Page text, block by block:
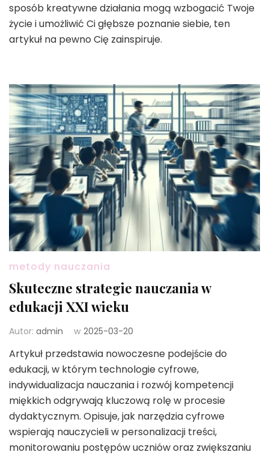
sposób kreatywne działania mogą wzbogacić Twoje
życie i umożliwić Ci głębsze poznanie siebie, ten
artykuł na pewno Cię zainspiruje.
metody nauczania
Skuteczne strategie nauczania w
edukacji XXI wieku
Autor: admin w 2025-03-20
Artykuł przedstawia nowoczesne podejście do
edukacji, w którym technologie cyfrowe,
indywidualizacja nauczania i rozwój kompetencji
miękkich odgrywają kluczową rolę w procesie
dydaktycznym. Opisuje, jak narzędzia cyfrowe
wspierają nauczycieli w personalizacji treści,
monitorowaniu postępów uczniów oraz zwiększaniu